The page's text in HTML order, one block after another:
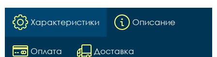
Характеристики Описание
Оплата Доставка